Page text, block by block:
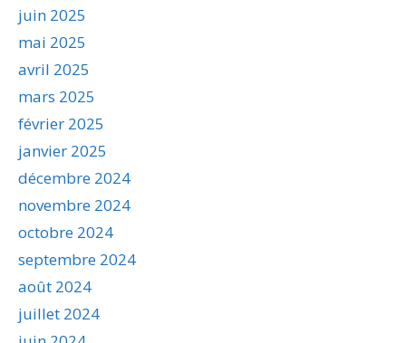
juin 2025
mai 2025
avril 2025
mars 2025
février 2025
janvier 2025
décembre 2024
novembre 2024
octobre 2024
septembre 2024
août 2024
juillet 2024